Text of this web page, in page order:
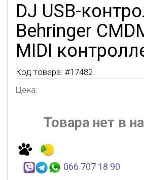
DJ USB-
Behringer
MIDI
Код товара: #17482
Цена:
Товара нет в
066 707 18 90